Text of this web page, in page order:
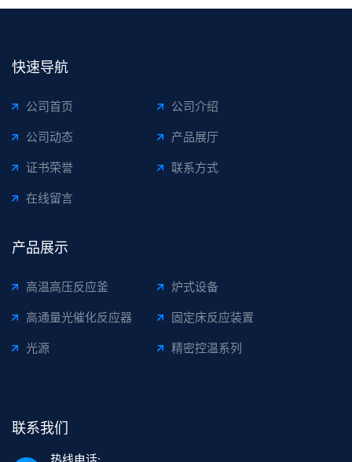
快速导航
公司首页 公司介绍
公司动态 产品展厅
证书荣誉 联系方式
在线留言
产品展示
高温高压反应釜 炉式设备
高通量光催化反应器 固定床反应装置
光源 精密控温系列
联系我们